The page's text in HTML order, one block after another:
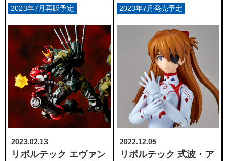
2023.02.13
リボルテック エヴァン
2023年7月再販予定
2022.12.05
リボルテック 式波・ア
2023年7月発売予定